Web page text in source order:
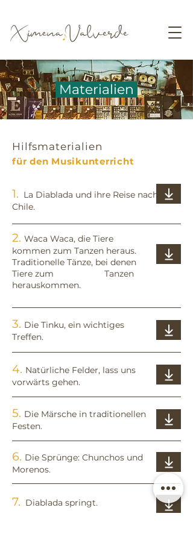
Materialien
Hilfsmaterialien
für den Musikunterricht
1. La Diablada und ihre Reise nach
Chile.
2. Waca Waca, die Tiere
kommen zum Tanzen heraus.
Traditionelle Tänze, bei denen
Tiere zum
Tanzen
herauskommen.
3. Die Tinku, ein wichtiges
Treffen.
4. Natürliche Felder, lass uns
vorwärts gehen.
5. Die Märsche in traditionellen
Festen.
6. Die Sprünge: Chunchos und
Morenos.
7. Diablada springt.